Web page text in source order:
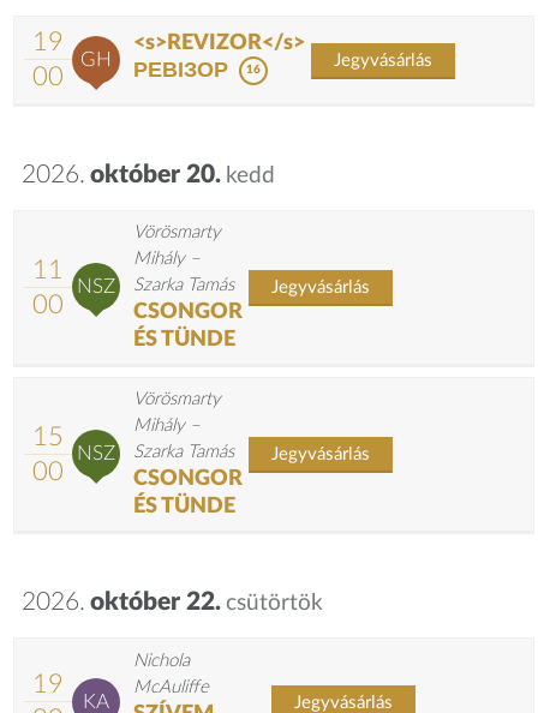
19
00
GH
<s>REVIZOR</s>
РЕВІЗОР
16
Jegyvásárlás
2026. október 20. kedd
11
00
NSZ
Vörösmarty
Mihály –
Szarka Tamás
CSONGOR
ÉS TÜNDE
Jegyvásárlás
15
00
NSZ
Vörösmarty
Mihály –
Szarka Tamás
CSONGOR
ÉS TÜNDE
Jegyvásárlás
2026. október 22. csütörtök
19
KA
Nichola
McAuliffe
Jegyvásárlás